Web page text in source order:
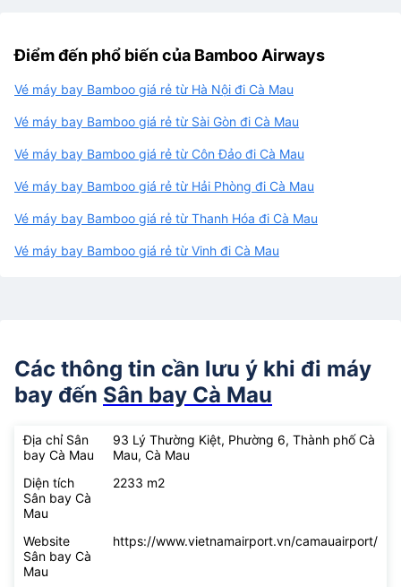
Điểm đến phổ biến của Bamboo Airways
Vé máy bay Bamboo giá rẻ từ Hà Nội đi Cà Mau
Vé máy bay Bamboo giá rẻ từ Sài Gòn đi Cà Mau
Vé máy bay Bamboo giá rẻ từ Côn Đảo đi Cà Mau
Vé máy bay Bamboo giá rẻ từ Hải Phòng đi Cà Mau
Các thông tin cần lưu ý khi đi máy
bay đến
Sân bay Cà Mau
Địa chỉ Sân
bay Cà Mau
Diện tích
Sân bay Cà
Mau
2233 m2